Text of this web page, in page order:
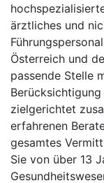
ärztliches und
Österreich und
passende Stelle
zielgerichtet
erfahrenen
gesamtes
Sie von über 13